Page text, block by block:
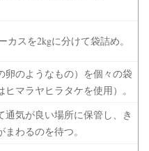
カスを2kgに分けて袋詰め。
卵のようなもの）を個々の袋
マラヤヒラタケを使用）。
通気が良い場所に保管し、き
まわるのを待つ。